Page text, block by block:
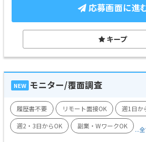
応募画面に進
キープ
NEW モニター/覆面調査
履歴書不要 リモート面接OK
週1日か
週2・3日からOK
副業・WワークOK ...